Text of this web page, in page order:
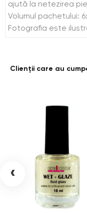
ajută la netezirea
Volumul pachetului:
Fotografia este
Clienții care au
‹